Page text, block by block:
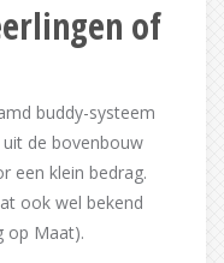
of
buddy-systeem
de bovenbouw
een klein bedrag.
ook wel bekend
op Maat).